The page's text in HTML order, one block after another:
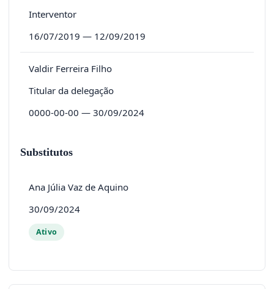
Interventor
16/07/2019 — 12/09/2019
Valdir Ferreira Filho
Titular da delegação
0000-00-00 — 30/09/2024
Substitutos
Ana Júlia Vaz de Aquino
30/09/2024
Ativo